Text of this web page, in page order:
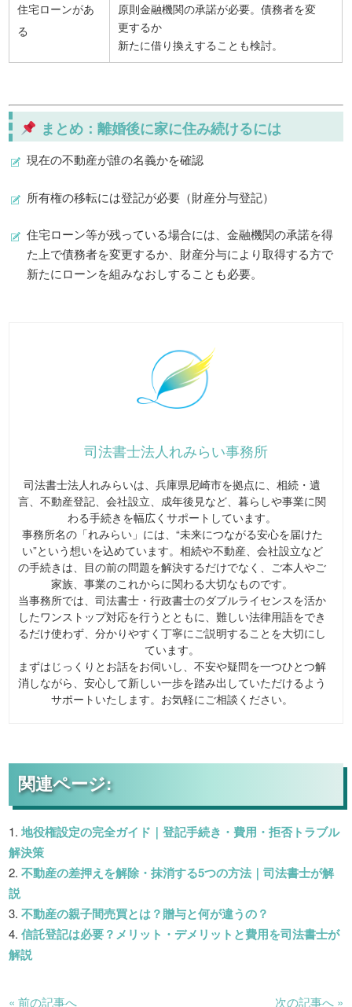
住宅ローンがあ
る
原則金融機関の承諾が必要。債務者を変
更するか
新たに借り換えすることも検討。
まとめ：離婚後に家に住み続けるには
現在の不動産が誰の名義かを確認
所有権の移転には登記が必要（財産分与登記）
住宅ローン等が残っている場合には、金融機関の承諾を得
た上で債務者を変更するか、財産分与により取得する方で
新たにローンを組みなおしすることも必要。
司法書士法人れみらい事務所
司法書士法人れみらいは、兵庫県尼崎市を拠点に、相続・遺
言、不動産登記、会社設立、成年後見など、暮らしや事業に関
わる手続きを幅広くサポートしています。
事務所名の「れみらい」には、“未来につながる安心を届けた
い”という想いを込めています。相続や不動産、会社設立など
の手続きは、目の前の問題を解決するだけでなく、ご本人やご
家族、事業のこれからに関わる大切なものです。
当事務所では、司法書士・行政書士のダブルライセンスを活か
したワンストップ対応を行うとともに、難しい法律用語をでき
るだけ使わず、分かりやすく丁寧にご説明することを大切にし
ています。
まずはじっくりとお話をお伺いし、不安や疑問を一つひとつ解
消しながら、安心して新しい一歩を踏み出していただけるよう
サポートいたします。お気軽にご相談ください。
関連ページ:
地役権設定の完全ガイド｜登記手続き・費用・拒否トラブル
解決策
不動産の差押えを解除・抹消する5つの方法｜司法書士が解
説
不動産の親子間売買とは？贈与と何が違うの？
信託登記は必要？メリット・デメリットと費用を司法書士が
解説
« 前の記事へ 次の記事へ »